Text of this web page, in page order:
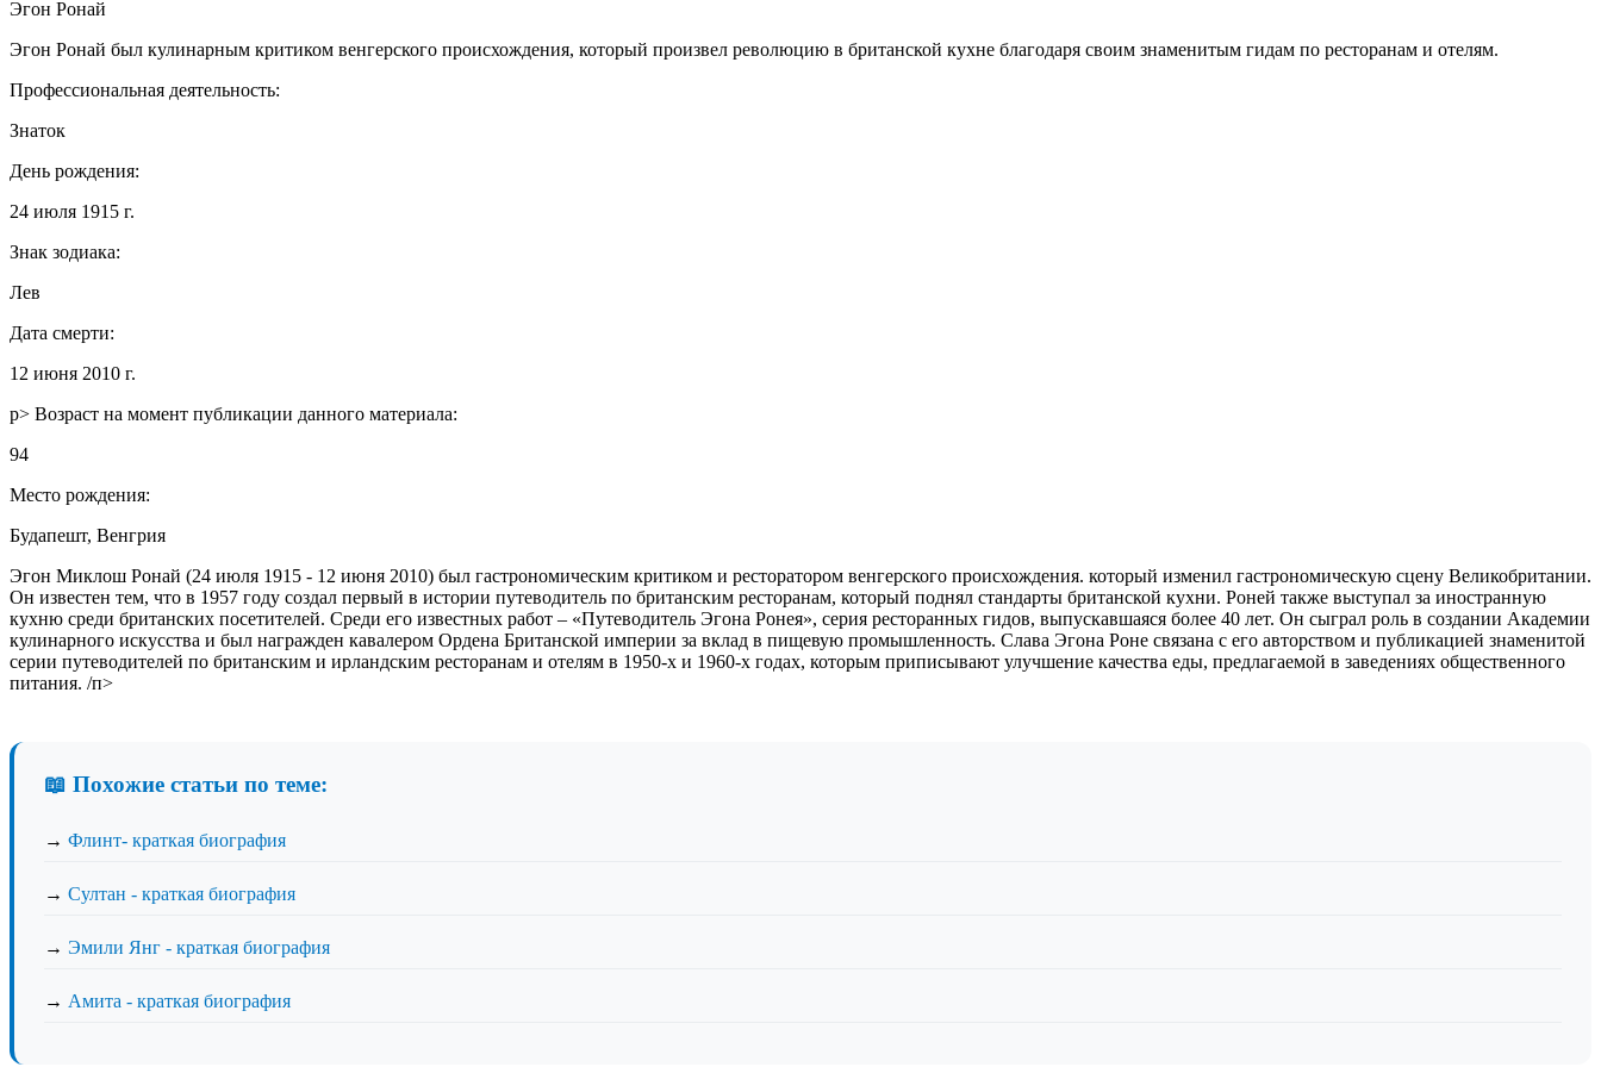
Эгон Ронай
Эгон Ронай был кулинарным критиком венгерского происхождения, который произвел революцию в британской кухне благодаря своим знаменитым гидам по ресторанам и отелям.
Профессиональная деятельность:
Знаток
День рождения:
24 июля 1915 г.
Знак зодиака:
Лев
Дата смерти:
12 июня 2010 г.
p> Возраст на момент публикации данного материала:
94
Место рождения:
Будапешт, Венгрия
Эгон Миклош Ронай (24 июля 1915 - 12 июня 2010) был гастрономическим критиком и ресторатором венгерского происхождения. который изменил гастрономическую сцену Великобритании.
Он известен тем, что в 1957 году создал первый в истории путеводитель по британским ресторанам, который поднял стандарты британской кухни. Роней также выступал за иностранную
кухню среди британских посетителей. Среди его известных работ – «Путеводитель Эгона Ронея», серия ресторанных гидов, выпускавшаяся более 40 лет. Он сыграл роль в создании Академии
кулинарного искусства и был награжден кавалером Ордена Британской империи за вклад в пищевую промышленность. Слава Эгона Роне связана с его авторством и публикацией знаменитой
серии путеводителей по британским и ирландским ресторанам и отелям в 1950-х и 1960-х годах, которым приписывают улучшение качества еды, предлагаемой в заведениях общественного
питания. /п>
📖 Похожие статьи по теме:
→ Флинт- краткая биография
→ Султан - краткая биография
→ Эмили Янг - краткая биография
→ Амита - краткая биография